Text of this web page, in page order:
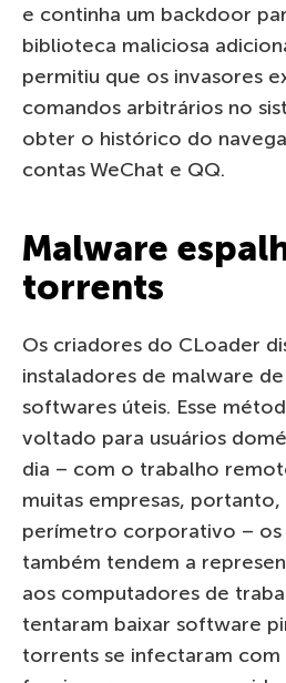
e continha um backdoor
biblioteca maliciosa
permitiu que os invasores
comandos arbitrários no
obter o histórico do
contas WeChat e QQ.
Malware
torrents
Os criadores do CLoader
instaladores de malware
softwares úteis. Esse
voltado para usuários
dia – com o trabalho
muitas empresas,
perímetro corporativo –
também tendem a
aos computadores de
tentaram baixar software
torrents se infectaram